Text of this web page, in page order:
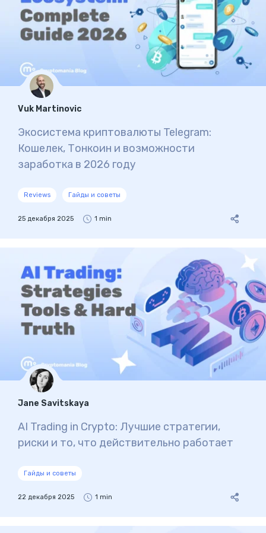
Vuk Martinovic
Экосистема криптовалюты Telegram:
Кошелек, Тонкоин и возможности
заработка в 2026 году
Reviews Гайды и советы
25 декабря 2025 1 min
Jane Savitskaya
AI Trading in Crypto: Лучшие стратегии,
риски и то, что действительно работает
Гайды и советы
22 декабря 2025 1 min